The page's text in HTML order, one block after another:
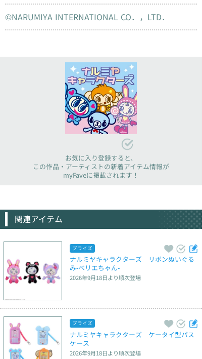
©NARUMIYA INTERNATIONAL CO．，LTD．
お気に入り登録すると、
この作品・アーティストの新着アイテム情報が
myFaveに掲載されます！
関連アイテム
プライズ
ナルミヤキャラクターズ　リボンぬいぐる
み‐ベリエちゃん‐
2026年9月18日より順次登場
プライズ
ナルミヤキャラクターズ　ケータイ型パス
ケース
2026年9月18日より順次登場